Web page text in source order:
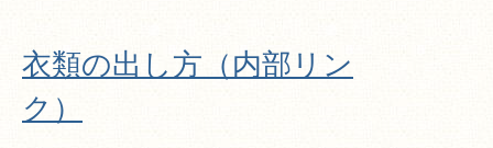
衣類の出し方（内部リン
ク）